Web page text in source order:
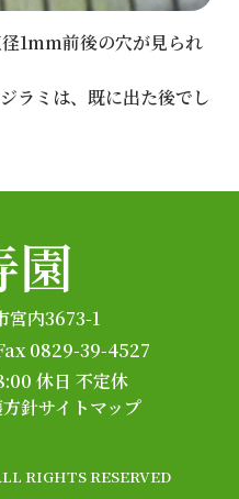
1mm前後の穴が見られ
ラミは、既に出た後でし
園
宮内3673-1
0829-39-4527
休日 不定休
針サイトマップ
RIGHTS RESERVED